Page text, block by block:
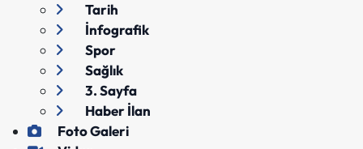
Tarih
İnfografik
Spor
Sağlık
3. Sayfa
Haber İlan
Foto Galeri